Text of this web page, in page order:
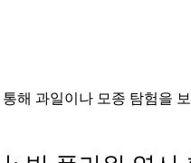
해 과일이나 모종 탐험을